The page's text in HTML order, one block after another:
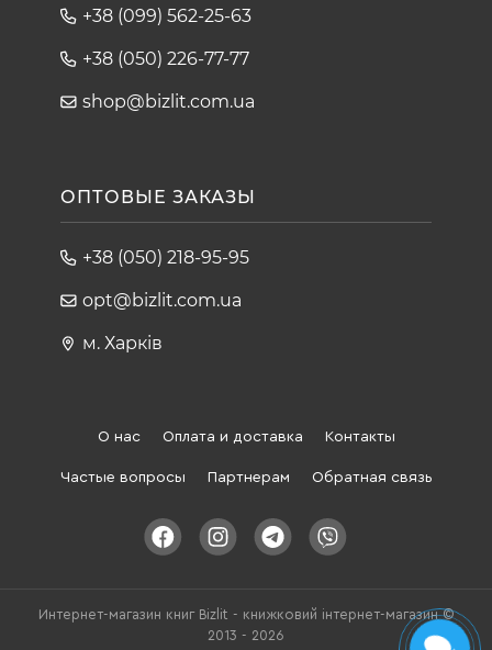
+38 (099) 562-25-63
+38 (050) 226-77-77
shop@bizlit.com.ua
ОПТОВЫЕ ЗАКАЗЫ
+38 (050) 218-95-95
opt@bizlit.com.ua
м. Харків
О нас Оплата и доставка Контакты
Частые вопросы Партнерам Обратная связь
Интернет-магазин книг Bizlit - книжковий інтернет-магазин ©
2013 - 2026